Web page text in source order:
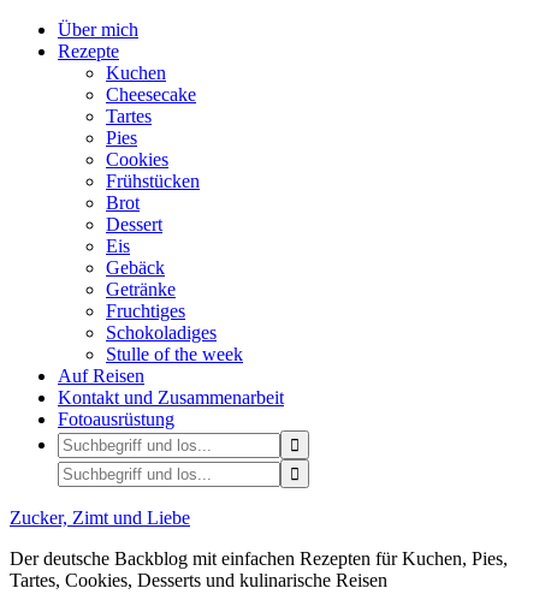
Über mich
Rezepte
Kuchen
Cheesecake
Tartes
Pies
Cookies
Frühstücken
Brot
Dessert
Eis
Gebäck
Getränke
Fruchtiges
Schokoladiges
Stulle of the week
Auf Reisen
Kontakt und Zusammenarbeit
Fotoausrüstung
Zucker, Zimt und Liebe
Der deutsche Backblog mit einfachen Rezepten für Kuchen, Pies,
Tartes, Cookies, Desserts und kulinarische Reisen